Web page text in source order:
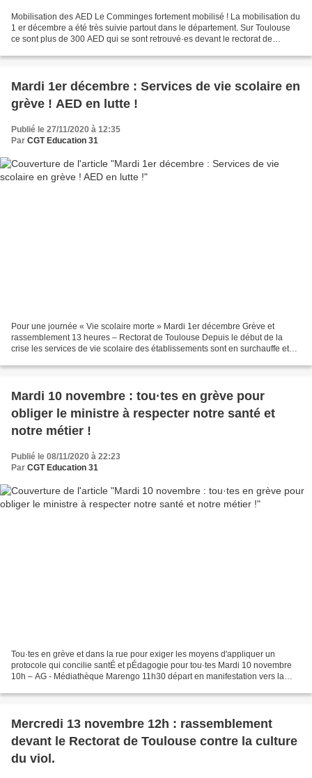
Mobilisation des AED Le Comminges fortement mobilisé ! La mobilisation du
1 er décembre a été très suivie partout dans le département. Sur Toulouse
ce sont plus de 300 AED qui se sont retrouvé·es devant le rectorat de
Mardi 1er décembre : Services de vie scolaire en
grève ! AED en lutte !
Publié le 27/11/2020 à 12:35
Par CGT Education 31
Pour une journée « Vie scolaire morte » Mardi 1er décembre Grève et
rassemblement 13 heures – Rectorat de Toulouse Depuis le début de la
crise les services de vie scolaire des établissements sont en surchauffe et
Mardi 10 novembre : tou·tes en grève pour
obliger le ministre à respecter notre santé et
notre métier !
Publié le 08/11/2020 à 22:23
Par CGT Education 31
Tou·tes en grève et dans la rue pour exiger les moyens d'appliquer un
protocole qui concilie santÉ et pÉdagogie pour tou·tes Mardi 10 novembre
10h – AG - Médiathèque Marengo 11h30 départ en manifestation vers la
Mercredi 13 novembre 12h : rassemblement
devant le Rectorat de Toulouse contre la culture
du viol.